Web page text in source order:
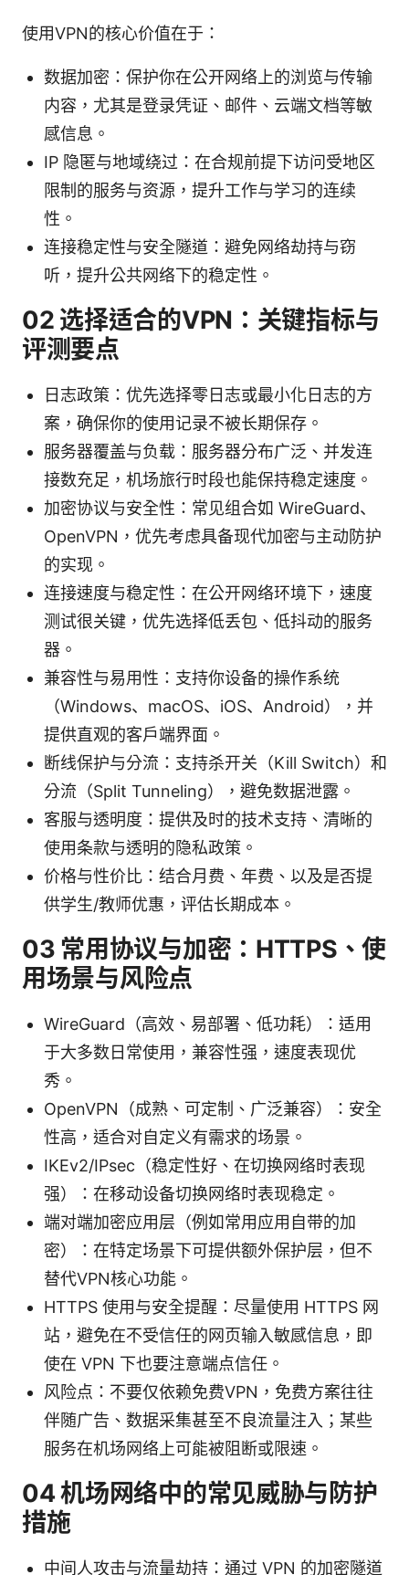
使用VPN的核心价值在于：
数据加密：保护你在公开网络上的浏览与传输
内容，尤其是登录凭证、邮件、云端文档等敏
感信息。
IP 隐匿与地域绕过：在合规前提下访问受地区
限制的服务与资源，提升工作与学习的连续
性。
连接稳定性与安全隧道：避免网络劫持与窃
听，提升公共网络下的稳定性。
02 选择适合的VPN：关键指标与
评测要点
日志政策：优先选择零日志或最小化日志的方
案，确保你的使用记录不被长期保存。
服务器覆盖与负载：服务器分布广泛、并发连
接数充足，机场旅行时段也能保持稳定速度。
加密协议与安全性：常见组合如 WireGuard、
OpenVPN，优先考虑具备现代加密与主动防护
的实现。
连接速度与稳定性：在公开网络环境下，速度
测试很关键，优先选择低丢包、低抖动的服务
器。
兼容性与易用性：支持你设备的操作系统
（Windows、macOS、iOS、Android），并
提供直观的客户端界面。
断线保护与分流：支持杀开关（Kill Switch）和
分流（Split Tunneling），避免数据泄露。
客服与透明度：提供及时的技术支持、清晰的
使用条款与透明的隐私政策。
价格与性价比：结合月费、年费、以及是否提
供学生/教师优惠，评估长期成本。
03 常用协议与加密：HTTPS、使
用场景与风险点
WireGuard（高效、易部署、低功耗）：适用
于大多数日常使用，兼容性强，速度表现优
秀。
OpenVPN（成熟、可定制、广泛兼容）：安全
性高，适合对自定义有需求的场景。
IKEv2/IPsec（稳定性好、在切换网络时表现
强）：在移动设备切换网络时表现稳定。
端对端加密应用层（例如常用应用自带的加
密）：在特定场景下可提供额外保护层，但不
替代VPN核心功能。
HTTPS 使用与安全提醒：尽量使用 HTTPS 网
站，避免在不受信任的网页输入敏感信息，即
使在 VPN 下也要注意端点信任。
风险点：不要仅依赖免费VPN，免费方案往往
伴随广告、数据采集甚至不良流量注入；某些
服务在机场网络上可能被阻断或限速。
04 机场网络中的常见威胁与防护
措施
中间人攻击与流量劫持：通过 VPN 的加密隧道